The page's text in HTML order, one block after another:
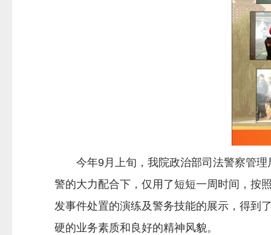
今年9月上旬，我院政治部司法警察管理
警的大力配合下，仅用了短短一周时间，按
发事件处置的演练及警务技能的展示，得到
硬的业务素质和良好的精神风貌。